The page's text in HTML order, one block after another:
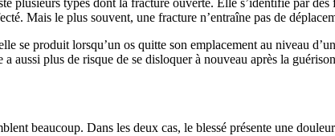
plusieurs types dont la fracture ouverte. Elle s’identifie par
Mais le plus souvent, une fracture n’entraîne pas de
se produit lorsqu’un os quitte son emplacement au niveau
aussi plus de risque de se disloquer à nouveau après la
beaucoup. Dans les deux cas, le blessé présente une